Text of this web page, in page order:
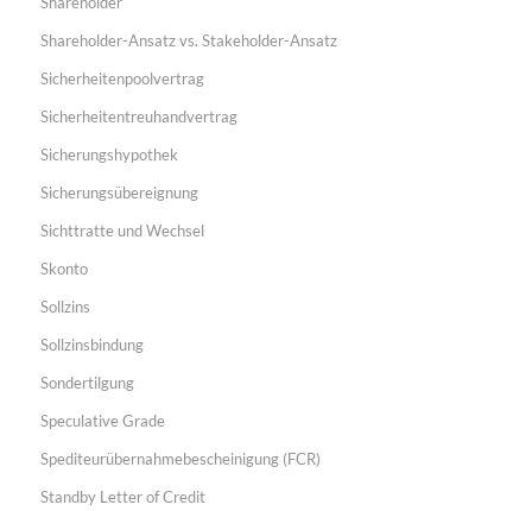
Shareholder-Ansatz vs. Stakeholder-Ansatz
Sicherheitenpoolvertrag
Sicherheitentreuhandvertrag
Sicherungshypothek
Sicherungsübereignung
Sichttratte und Wechsel
Skonto
Sollzins
Sollzinsbindung
Sondertilgung
Speculative Grade
Spediteurübernahmebescheinigung (FCR)
Standby Letter of Credit